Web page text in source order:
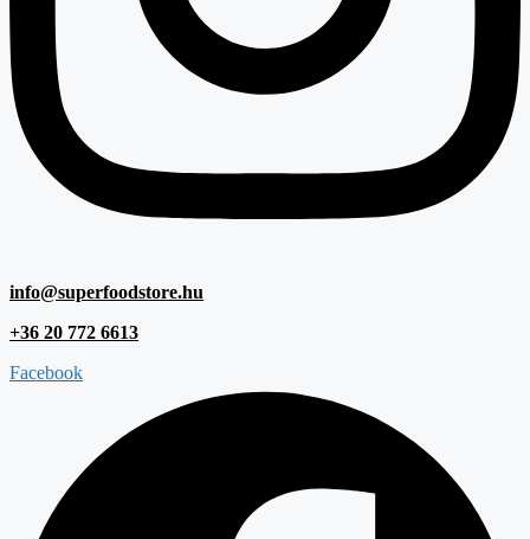
info@superfoodstore.hu
+36 20 772 6613
Facebook